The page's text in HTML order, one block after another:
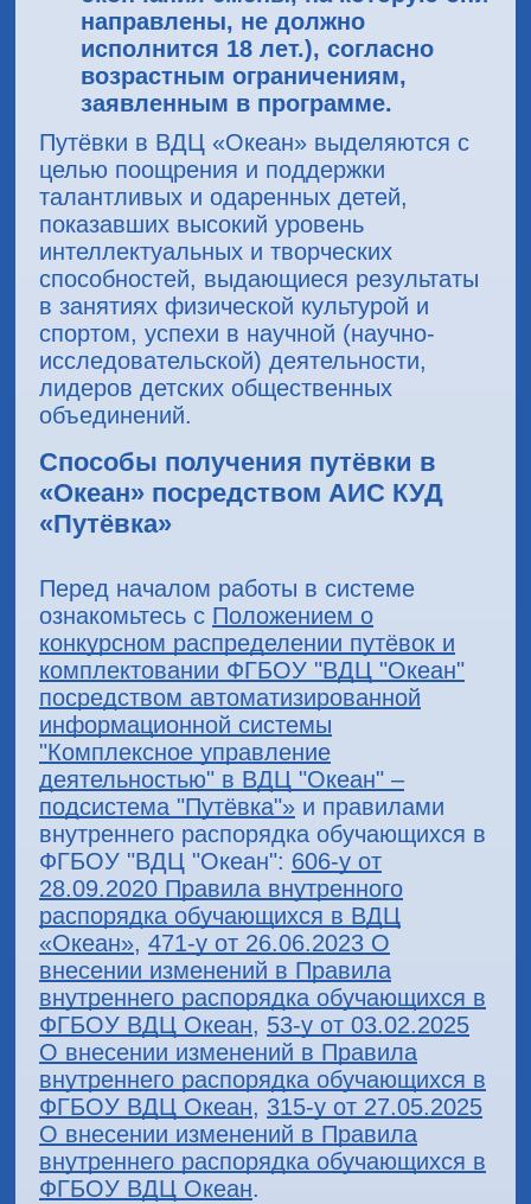
направлены, не должно
исполнится 18 лет.), согласно
возрастным ограничениям,
заявленным в программе.
Путёвки в ВДЦ «Океан» выделяются с
целью поощрения и поддержки
талантливых и одаренных детей,
показавших высокий уровень
интеллектуальных и творческих
способностей, выдающиеся результаты
в занятиях физической культурой и
спортом, успехи в научной (научно-
исследовательской) деятельности,
лидеров детских общественных
объединений.
Способы получения путёвки в
«Океан» посредством АИС КУД
«Путёвка»
Перед началом работы в системе
ознакомьтесь с Положением о
конкурсном распределении путёвок и
комплектовании ФГБОУ "ВДЦ "Океан"
посредством автоматизированной
информационной системы
"Комплексное управление
деятельностью" в ВДЦ "Океан" –
подсистема "Путёвка"» и правилами
внутреннего распорядка обучающихся в
ФГБОУ "ВДЦ "Океан": 606-у от
28.09.2020 Правила внутренного
распорядка обучающихся в ВДЦ
«Океан», 471-у от 26.06.2023 О
внесении изменений в Правила
внутреннего распорядка обучающихся в
ФГБОУ ВДЦ Океан, 53-у от 03.02.2025
О внесении изменений в Правила
внутреннего распорядка обучающихся в
ФГБОУ ВДЦ Океан, 315-у от 27.05.2025
О внесении изменений в Правила
внутреннего распорядка обучающихся в
ФГБОУ ВДЦ Океан.